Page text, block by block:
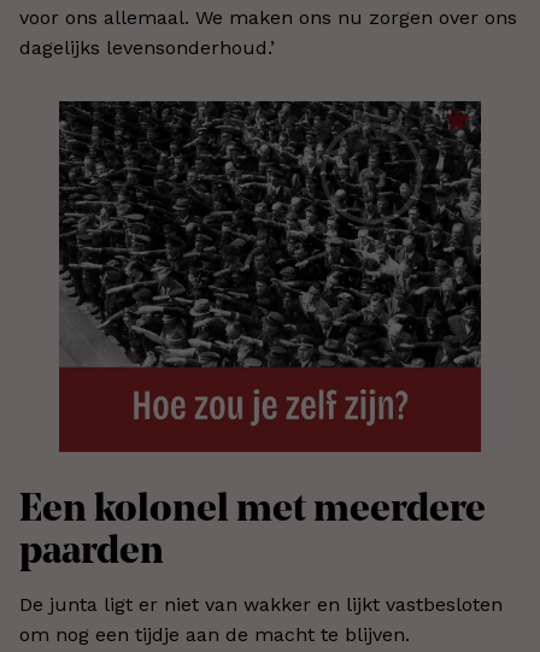
voor ons allemaal. We maken ons nu zorgen over ons
dagelijks levensonderhoud.’
Een kolonel met meerdere
paarden
De junta ligt er niet van wakker en lijkt vastbesloten
om nog een tijdje aan de macht te blijven.